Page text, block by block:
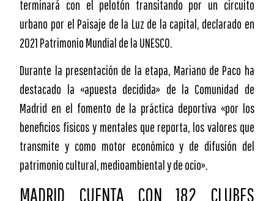
terminará con el pelotón transitando por un circuito
urbano por el Paisaje de la Luz de la capital, declarado en
2021 Patrimonio Mundial de la UNESCO.
Durante la presentación de la etapa, Mariano de Paco ha
destacado la «apuesta decidida» de la Comunidad de
Madrid en el fomento de la práctica deportiva «por los
beneficios físicos y mentales que reporta, los valores que
transmite y como motor económico y de difusión del
patrimonio cultural, medioambiental y de ocio».
MADRID CUENTA CON 182 CLUBES